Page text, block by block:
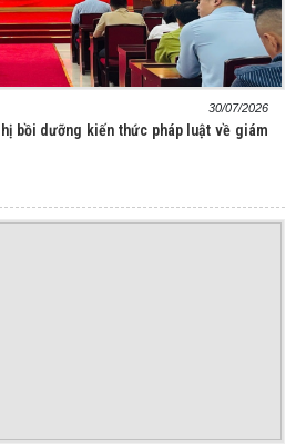
30/07/2026
bồi dưỡng kiến thức pháp luật về giám